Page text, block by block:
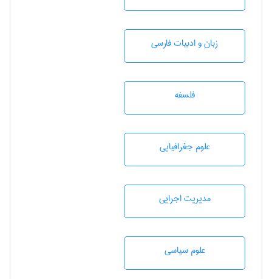
زبان و ادبيات فارسی
فلسفه
علوم جغرافيايی
مديريت اجرايی
علوم سياسی